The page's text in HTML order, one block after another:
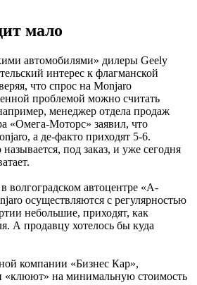
мало​
автомобилями» дилеры Geely
интерес к флагманской
что спрос на Monjaro
проблемой можно считать
менеджер отдела продаж
«Омега-Моторс» заявил, что
а де-факто приходят 5-6.
под заказ, и уже сегодня
волгоградском автоцентре «А-
осуществляются с регулярностью
небольшие, приходят, как
А продавцу хотелось бы куда
компании «Бизнес Кар»,
«клюют» на минимальную стоимость